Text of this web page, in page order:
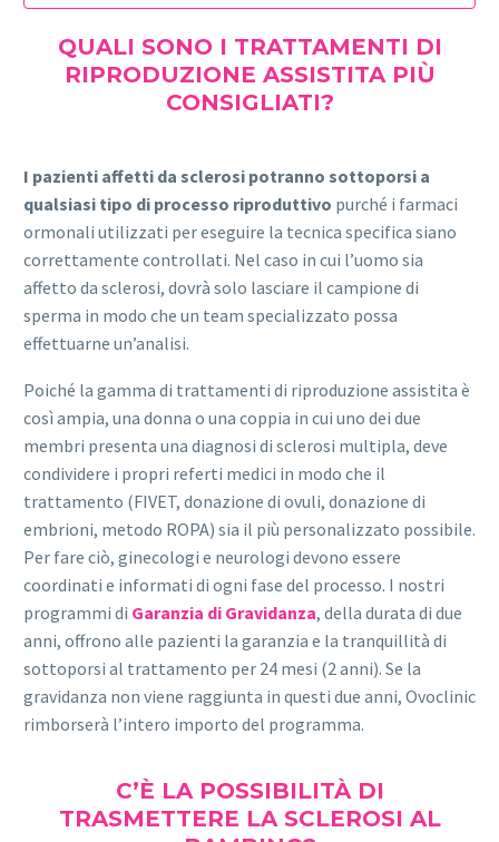
QUALI SONO I TRATTAMENTI DI
RIPRODUZIONE ASSISTITA PIÙ
CONSIGLIATI?
I pazienti affetti da sclerosi potranno sottoporsi a
qualsiasi tipo di processo riproduttivo purché i farmaci
ormonali utilizzati per eseguire la tecnica specifica siano
correttamente controllati. Nel caso in cui l’uomo sia
affetto da sclerosi, dovrà solo lasciare il campione di
sperma in modo che un team specializzato possa
effettuarne un’analisi.
Poiché la gamma di trattamenti di riproduzione assistita è
così ampia, una donna o una coppia in cui uno dei due
membri presenta una diagnosi di sclerosi multipla, deve
condividere i propri referti medici in modo che il
trattamento (FIVET, donazione di ovuli, donazione di
embrioni, metodo ROPA) sia il più personalizzato possibile.
Per fare ciò, ginecologi e neurologi devono essere
coordinati e informati di ogni fase del processo. I nostri
programmi di Garanzia di Gravidanza, della durata di due
anni, offrono alle pazienti la garanzia e la tranquillità di
sottoporsi al trattamento per 24 mesi (2 anni). Se la
gravidanza non viene raggiunta in questi due anni, Ovoclinic
rimborserà l’intero importo del programma.
C’È LA POSSIBILITÀ DI
TRASMETTERE LA SCLEROSI AL